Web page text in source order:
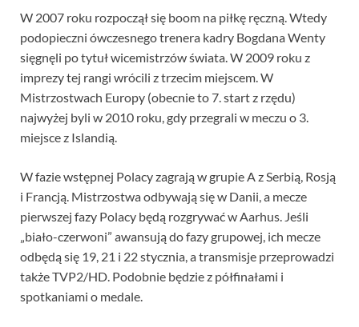
W 2007 roku rozpoczął się boom na piłkę ręczną. Wtedy
podopieczni ówczesnego trenera kadry Bogdana Wenty
sięgnęli po tytuł wicemistrzów świata. W 2009 roku z
imprezy tej rangi wrócili z trzecim miejscem. W
Mistrzostwach Europy (obecnie to 7. start z rzędu)
najwyżej byli w 2010 roku, gdy przegrali w meczu o 3.
miejsce z Islandią.
W fazie wstępnej Polacy zagrają w grupie A z Serbią, Rosją
i Francją. Mistrzostwa odbywają się w Danii, a mecze
pierwszej fazy Polacy będą rozgrywać w Aarhus. Jeśli
„biało-czerwoni” awansują do fazy grupowej, ich mecze
odbędą się 19, 21 i 22 stycznia, a transmisje przeprowadzi
także TVP2/HD. Podobnie będzie z półfinałami i
spotkaniami o medale.